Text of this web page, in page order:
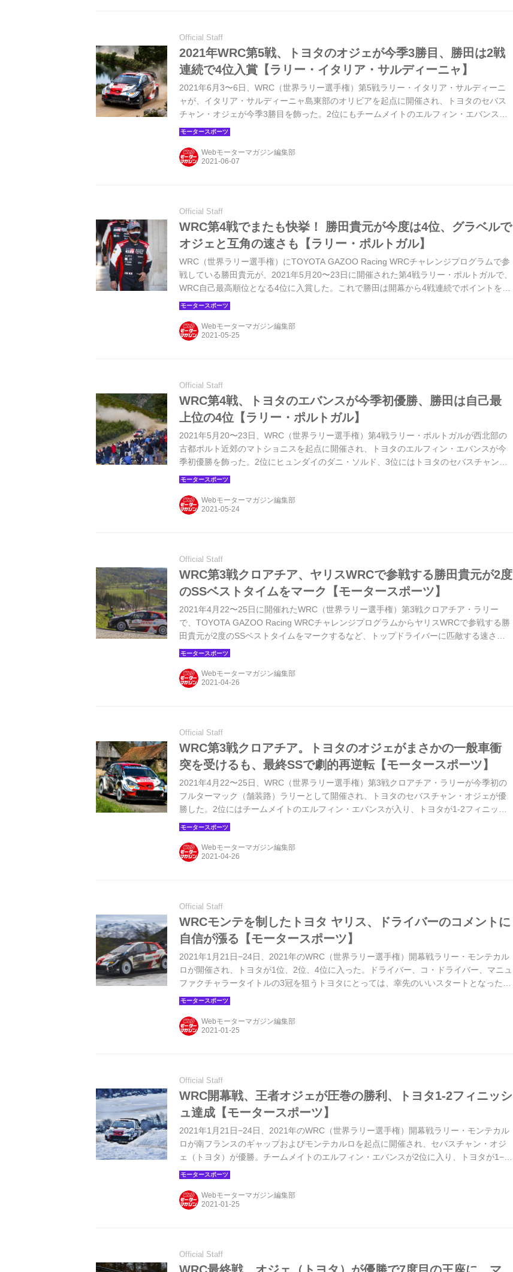
Official Staff
2021年WRC第5戦、トヨタのオジェが今季3勝目、勝田は2戦
連続で4位入賞【ラリー・イタリア・サルディーニャ】
2021年6月3〜6日、WRC（世界ラリー選手権）第5戦ラリー・イタリア・サルディーニ
ャが、イタリア・サルディーニャ島東部のオリビアを起点に開催され、トヨタのセバス
チャン・オジェが今季3勝目を飾った。2位にもチームメイトのエルフィン・エバンスが
入り、トヨタ今季3度目の1-2フィニッシュとなった。勝田貴元は前戦に続いて自己最上
Webモーターマガジン編集部
Official Staff
WRC第4戦でまたも快挙！ 勝田貴元が今度は4位、グラベルで
オジェと互角の速さも【ラリー・ポルトガル】
WRC（世界ラリー選手権）にTOYOTA GAZOO Racing WRCチャレンジプログラムで参
戦している勝田貴元が、2021年5月20〜23日に開催された第4戦ラリー・ポルトガルで、
WRC自己最高順位となる4位に入賞した。これで勝田は開幕から4戦連続でポイントを獲
得、表彰台も狙えるドライバーとして注目されるようになってきている。
Webモーターマガジン編集部
Official Staff
WRC第4戦、トヨタのエバンスが今季初優勝、勝田は自己最
上位の4位【ラリー・ポルトガル】
2021年5月20〜23日、WRC（世界ラリー選手権）第4戦ラリー・ポルトガルが西北部の
古都ポルト近郊のマトショニスを起点に開催され、トヨタのエルフィン・エバンスが今
季初優勝を飾った。2位にヒュンダイのダニ・ソルド、3位にはトヨタのセバスチャン・
オジェが入った。
Webモーターマガジン編集部
Official Staff
WRC第3戦クロアチア、ヤリスWRCで参戦する勝田貴元が2度
のSSベストタイムをマーク【モータースポーツ】
2021年4月22〜25日に開催れたWRC（世界ラリー選手権）第3戦クロアチア・ラリー
で、TOYOTA GAZOO Racing WRCチャレンジプログラムからヤリスWRCで参戦する勝
田貴元が2度のSSベストタイムをマークするなど、トップドライバーに匹敵する速さを
示して世界から大きな注目を集めた。最終的には3戦連続となる6位入賞を果たした。
Webモーターマガジン編集部
Official Staff
WRC第3戦クロアチア。トヨタのオジェがまさかの一般車衝
突を受けるも、最終SSで劇的再逆転【モータースポーツ】
2021年4月22〜25日、WRC（世界ラリー選手権）第3戦クロアチア・ラリーが今季初の
フルターマック（舗装路）ラリーとして開催され、トヨタのセバスチャン・オジェが優
勝した。2位にはチームメイトのエルフィン・エバンスが入り、トヨタが1-2フィニッシ
ュを達成。3位にヒュンダイのティエリー・ヌーヴィルが入った。
Webモーターマガジン編集部
Official Staff
WRCモンテを制したトヨタ ヤリス、ドライバーのコメントに
自信が漲る【モータースポーツ】
2021年1月21日−24日、2021年のWRC（世界ラリー選手権）開幕戦ラリー・モンテカル
ロが開催され、トヨタが1位、2位、4位に入った。ドライバー、コ・ドライバー、マニュ
ファクチャラータイトルの3冠を狙うトヨタにとっては、幸先のいいスタートとなった。
ラリー・モンテカルロをとおして、今年のWRCのポイントはどこにあるのか、探ってみ
Webモーターマガジン編集部
Official Staff
WRC開幕戦、王者オジェが圧巻の勝利、トヨタ1-2フィニッシ
ュ達成【モータースポーツ】
2021年1月21日−24日、2021年のWRC（世界ラリー選手権）開幕戦ラリー・モンテカル
ロが南フランスのギャップおよびモンテカルロを起点に開催され、セバスチャン・オジ
ェ（トヨタ）が優勝。チームメイトのエルフィン・エバンスが2位に入り、トヨタが1−2
フィニッシュを達成した。トヨタ勢は、カッレ・ロバンペラが4位、勝田貴元がWRC自
Webモーターマガジン編集部
Official Staff